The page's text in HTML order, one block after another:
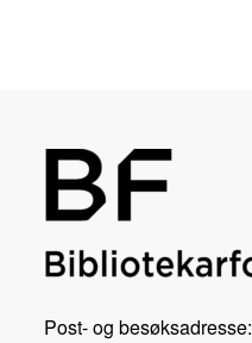
Post- og besøksadresse: